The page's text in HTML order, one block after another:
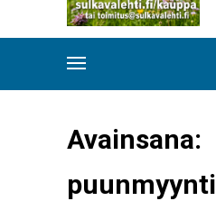
Avainsana:
puunmyynti